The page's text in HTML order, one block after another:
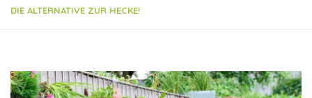
DIE ALTERNATIVE ZUR HECKE!